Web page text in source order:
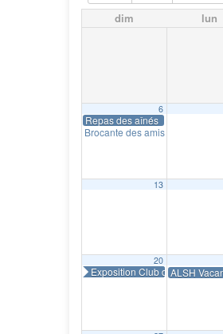
dim lun
6
Repas des aînés
Brocante des amis de Tiot
13
20
Exposition Club des Artistes
ALSH